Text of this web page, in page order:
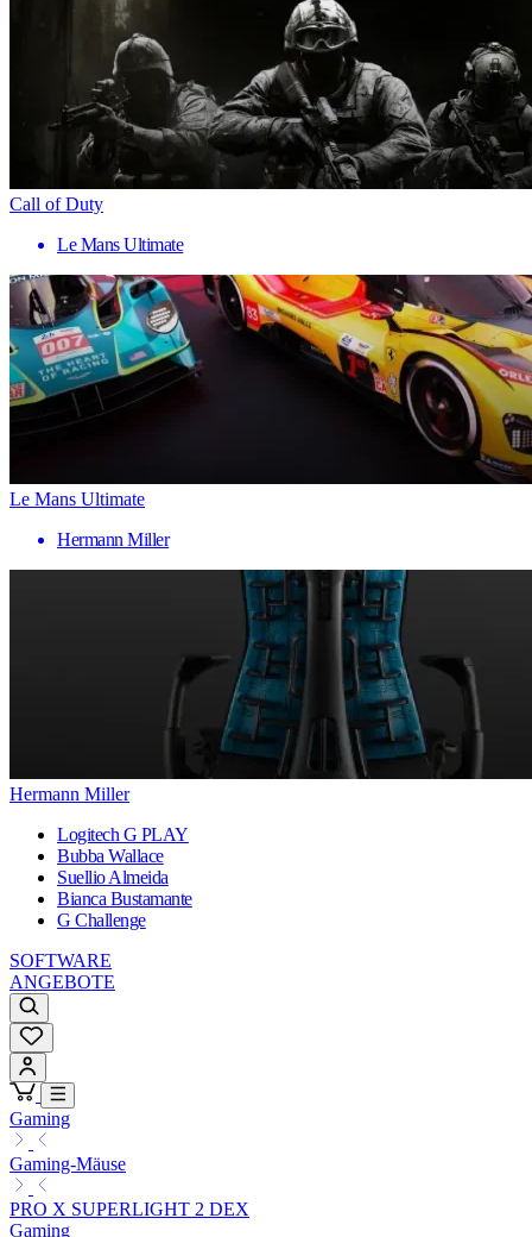
Call of Duty
Le Mans Ultimate
Le Mans Ultimate
Hermann Miller
Hermann Miller
Logitech G PLAY
Bubba Wallace
Suellio Almeida
Bianca Bustamante
G Challenge
SOFTWARE
ANGEBOTE
Gaming
Gaming-Mäuse
PRO X SUPERLIGHT 2 DEX
Gaming